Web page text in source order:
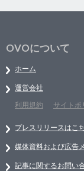
OVOについて
ホーム
運営会社
利用規約
サイトポ
プレスリリースはこ
媒体資料および広告
記事に関するお問い